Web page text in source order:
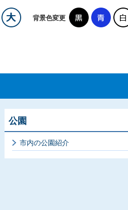
背景色変更
公園
市内の公園紹介